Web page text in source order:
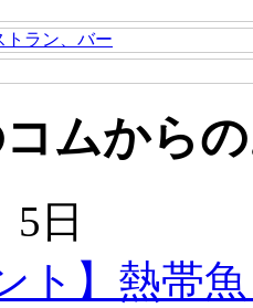
ムから
5日
ト】熱帯